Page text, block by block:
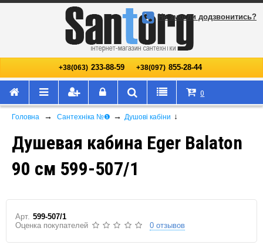
+38(063) 233-88-59 +38(097) 855-28-44
Не змогли додзвонитись?
0
Головна → Сантехніка №❶ → Душові кабіни ↓
Душевая кабина Eger Balaton
90 см 599-507/1
Арт. 599-507/1
Оценка покупателей
0 отзывов